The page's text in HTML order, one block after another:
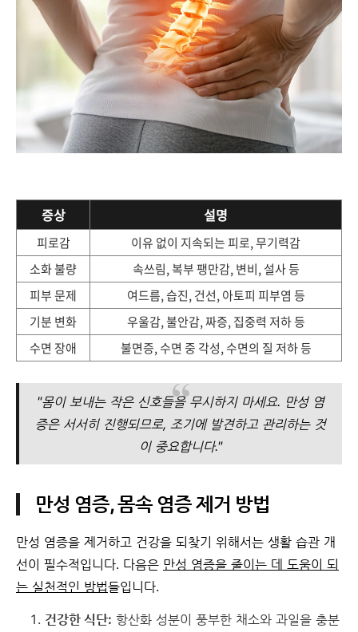
증상 설명
피로감
이유 없이 지속되는 피로, 무기력감
소화 불량
속쓰림, 복부 팽만감, 변비, 설사 등
피부 문제
여드름, 습진, 건선, 아토피 피부염 등
기분 변화
우울감, 불안감, 짜증, 집중력 저하 등
수면 장애
불면증, 수면 중 각성, 수면의 질 저하 등
"몸이 보내는 작은 신호들을 무시하지 마세요. 만성 염
증은 서서히 진행되므로, 조기에 발견하고 관리하는 것
이 중요합니다."
만성 염증, 몸속 염증 제거 방법
만성 염증을 제거하고 건강을 되찾기 위해서는 생활 습관 개
선이 필수적입니다. 다음은 만성 염증을 줄이는 데 도움이 되
는 실천적인 방법들입니다.
건강한 식단: 항산화 성분이 풍부한 채소와 과일을 충분